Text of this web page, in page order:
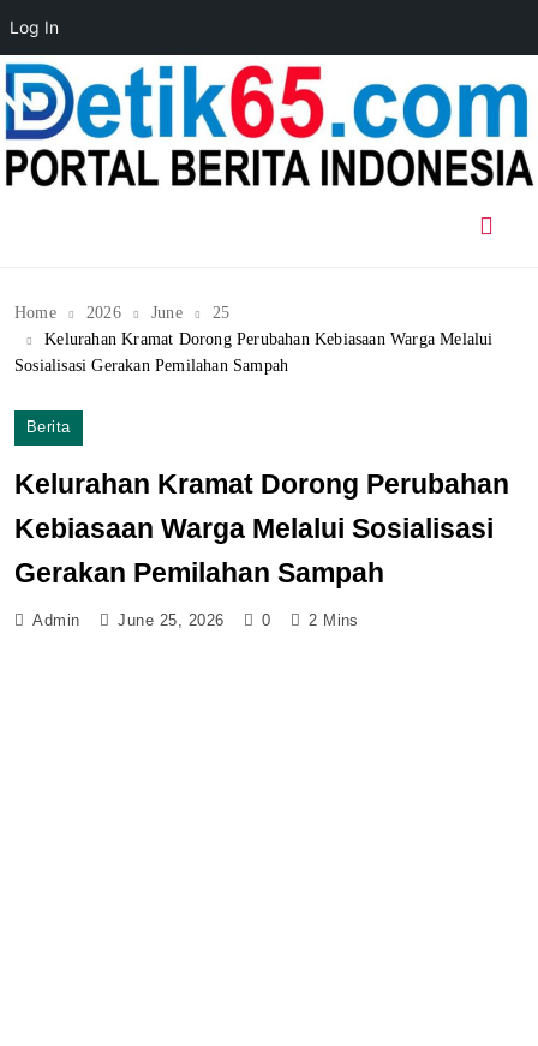
Log In
Skip
to
content
Home 2026 June
25
Kelurahan Kramat Dorong Perubahan Kebiasaan Warga Melalui
Sosialisasi Gerakan Pemilahan Sampah
Berita
Kelurahan Kramat Dorong Perubahan
Kebiasaan Warga Melalui Sosialisasi
Gerakan Pemilahan Sampah
Admin June 25, 2026 0 2 Mins